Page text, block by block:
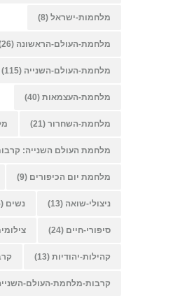
מלחמות-ישראל (8)
מלחמת-העולם-הראשונה (26)
מלחמת-העולם-השנייה (115)
מלחמת-העצמאות (40)
מלחמת-השחרור (21)
מלחמת העולם השנייה:
מלחמת יום הכיפורים (9)
ניצולי-שואה (13) נשים (15)
סיפורי-חיים (24)
קהילות-יהודיות (13)
קרבות-מלחמת-העולם-